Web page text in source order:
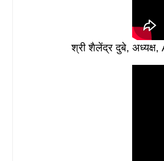
श्री शैलेंद्र दुबे, अध्यक्ष,